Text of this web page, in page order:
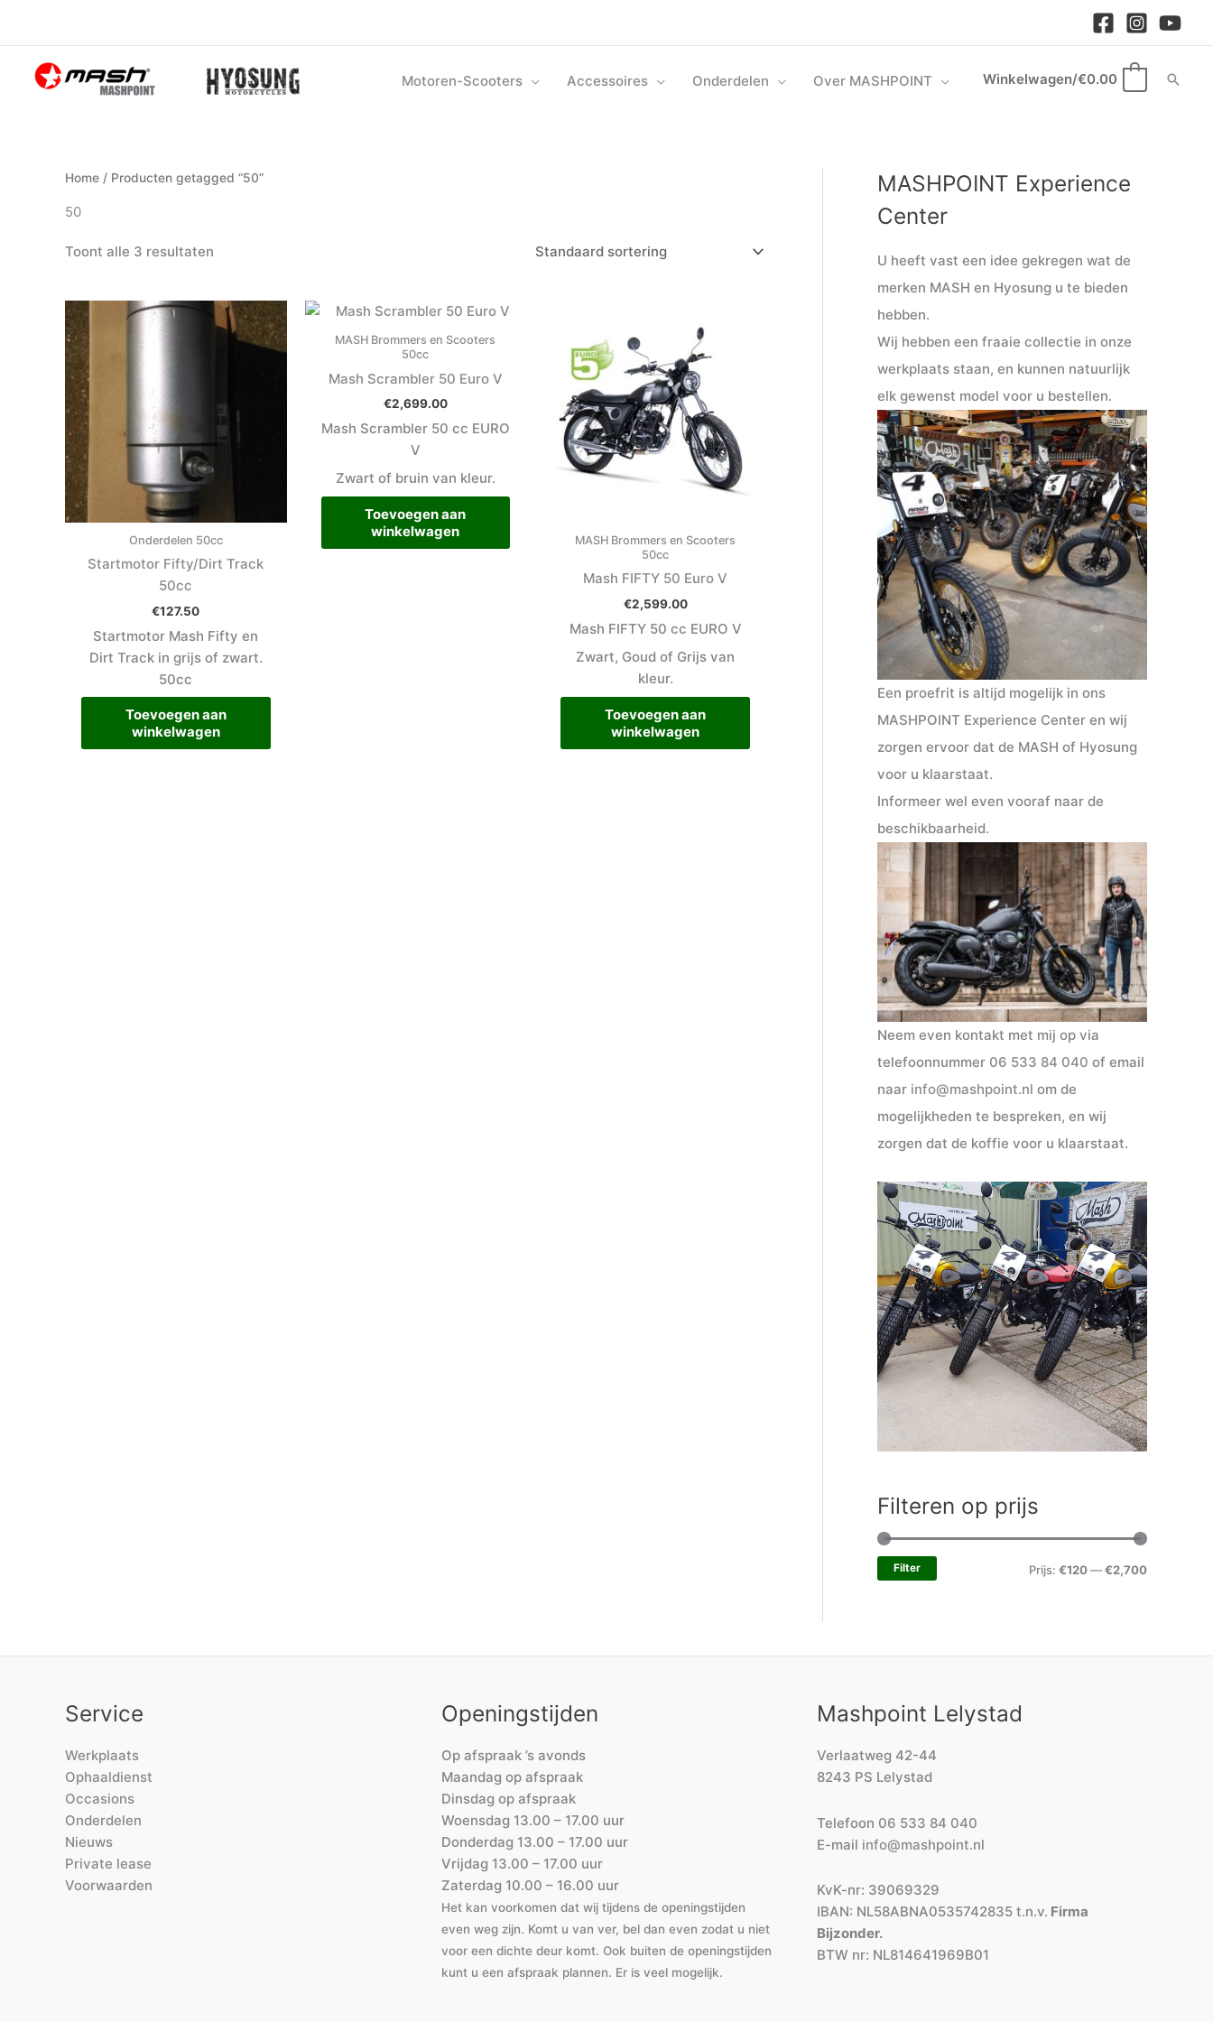
inhoud
Motoren-Scooters Accessoires Onderdelen Over MASHPOINT Winkelwagen/€0.00
Home / Producten getagged “50”
50
Toont alle 3 resultaten
Onderdelen 50cc
Startmotor Fifty/Dirt Track
50cc
€127.50
Startmotor Mash Fifty en
Dirt Track in grijs of zwart.
50cc
Toevoegen aan
winkelwagen
MASH Brommers en Scooters
50cc
Mash Scrambler 50 Euro V
€2,699.00
Mash Scrambler 50 cc EURO
V
Zwart of bruin van kleur.
Toevoegen aan
winkelwagen
MASH Brommers en Scooters
50cc
Mash FIFTY 50 Euro V
€2,599.00
Mash FIFTY 50 cc EURO V
Zwart, Goud of Grijs van
kleur.
Toevoegen aan
winkelwagen
MASHPOINT Experience
Center
U heeft vast een idee gekregen wat de
merken MASH en Hyosung u te bieden
hebben.
Wij hebben een fraaie collectie in onze
werkplaats staan, en kunnen natuurlijk
elk gewenst model voor u bestellen.
Een proefrit is altijd mogelijk in ons
MASHPOINT Experience Center en wij
zorgen ervoor dat de MASH of Hyosung
voor u klaarstaat.
Informeer wel even vooraf naar de
beschikbaarheid.
Neem even kontakt met mij op via
telefoonnummer 06 533 84 040 of email
naar info@mashpoint.nl om de
mogelijkheden te bespreken, en wij
zorgen dat de koffie voor u klaarstaat.
Filteren op prijs
Filter Prijs: €120—€2,700
Service
Werkplaats
Ophaaldienst
Occasions
Onderdelen
Nieuws
Private lease
Voorwaarden
Openingstijden
Op afspraak ’s avonds
Maandag op afspraak
Dinsdag op afspraak
Woensdag 13.00 – 17.00 uur
Donderdag 13.00 – 17.00 uur
Vrijdag 13.00 – 17.00 uur
Zaterdag 10.00 – 16.00 uur
Het kan voorkomen dat wij tijdens de openingstijden
even weg zijn. Komt u van ver, bel dan even zodat u niet
voor een dichte deur komt. Ook buiten de openingstijden
kunt u een afspraak plannen. Er is veel mogelijk.
Mashpoint Lelystad
Verlaatweg 42-44
8243 PS Lelystad
Telefoon 06 533 84 040
E-mail info@mashpoint.nl
KvK-nr: 39069329
IBAN: NL58ABNA0535742835 t.n.v. Firma
Bijzonder.
BTW nr: NL814641969B01